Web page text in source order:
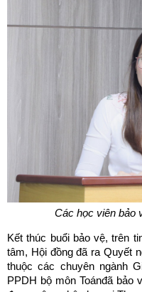
Các học viên bảo
Kết thúc buổi bảo vệ, trên
tâm, Hội đồng đã ra Quyết
thuộc các chuyên ngành
PPDH bộ môn Toánđã bảo